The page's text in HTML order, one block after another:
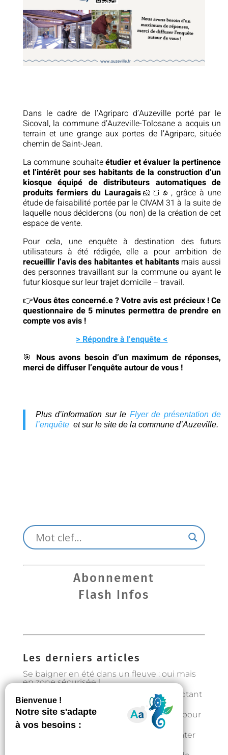
Dans le cadre de l’Agriparc d’Auzeville porté par le
Sicoval, la commune d’Auzeville-Tolosane a acquis un
terrain et une grange aux portes de l’Agriparc, située
chemin de Saint-Jean.
La commune souhaiteétudier et évaluer la pertinence
et l’intérêt pour ses habitants de la construction d’un
kiosque équipé de distributeurs automatiques de
produits fermiers du Lauragais🧀🍞🧄, grâce à une
étude de faisabilité portée par le CIVAM 31 à la suite de
laquelle nous déciderons (ou non) de la création de cet
espace de vente.
Pour cela, une enquête à destination des futurs
utilisateurs à été rédigée, elle a pour ambition de
recueillir l’avis des habitantes et habitantsmais aussi
des personnes travaillant sur la commune ou ayant le
futur kiosque sur leur trajet domicile – travail.
👉Vous êtes concerné.e ? Votre avis est précieux ! Ce
questionnaire de 5 minutes permettra de prendre en
compte vos avis !
> Répondre à l’enquête <
🎯 Nous avons besoin d’un maximum de réponses,
merci de diffuser l’enquête autour de vous !
Plus d’information sur le Flyer de présentation de
l’enquête et sur le site de la commune d’Auzeville.
Abonnement
Flash Infos
Les derniers articles
Se baigner en été dans un fleuve : oui mais
en zone sécurisée !
Préservons la forêt en Occitanie en adoptant
les bons gestes
Gestion de l’eau : état d’alerte hydrique pour
les particuliers à partir du 1er août
Fortes chaleurs : rester au frais et s’hydrater